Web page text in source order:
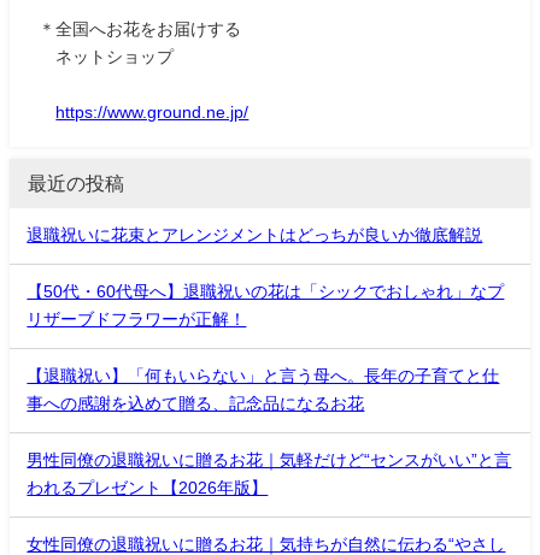
＊全国へお花をお届けする
ネットショップ
https://www.ground.ne.jp/
最近の投稿
退職祝いに花束とアレンジメントはどっちが良いか徹底解説
【50代・60代母へ】退職祝いの花は「シックでおしゃれ」なプ
リザーブドフラワーが正解！
【退職祝い】「何もいらない」と言う母へ。長年の子育てと仕
事への感謝を込めて贈る、記念品になるお花
男性同僚の退職祝いに贈るお花｜気軽だけど“センスがいい”と言
われるプレゼント【2026年版】
女性同僚の退職祝いに贈るお花｜気持ちが自然に伝わる“やさし